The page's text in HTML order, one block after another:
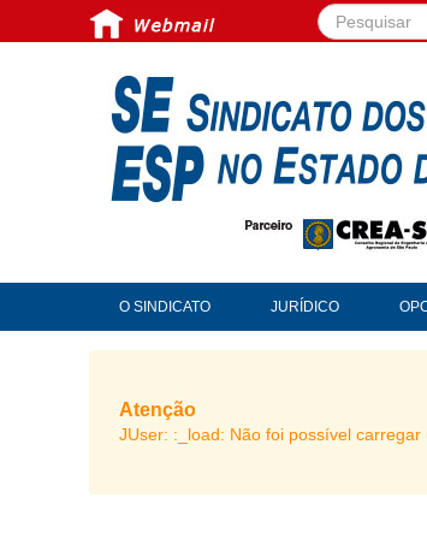
Pesquisar...
O SINDICATO JURÍDICO
Atenção
JUser: :_load: Não foi possível